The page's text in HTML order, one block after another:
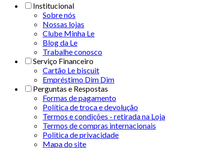
Institucional
Sobre nós
Nossas lojas
Clube Minha Le
Blog da Le
Trabalhe conosco
Serviço Financeiro
Cartão Le biscuit
Empréstimo Dim Dim
Perguntas e Respostas
Formas de pagamento
Política de troca e devolução
Termos e condições - retirada na Loja
Termos de compras internacionais
Politica de privacidade
Mapa do site